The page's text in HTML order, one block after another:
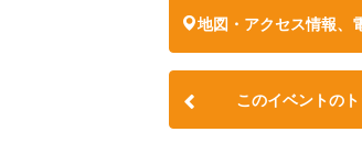
地図・アクセス情報、
このイベントの